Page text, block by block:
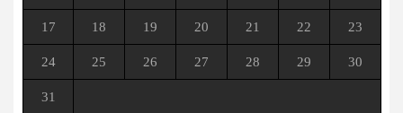
17 18 19 20 21 22 23
24 25 26 27 28 29 30
31